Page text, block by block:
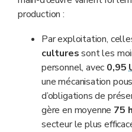
production :
Par exploitation,
culturessont les
personnel, avec 0,95
une mécanisation
d’obligations de
gère en moyenne 75
secteur le plus